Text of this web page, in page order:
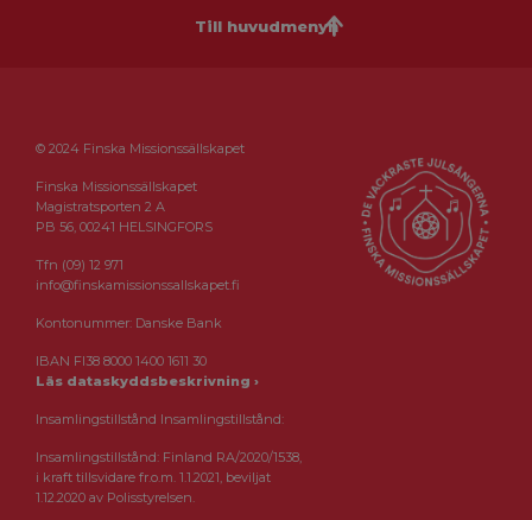
Till huvudmenyn
© 2024 Finska Missionssällskapet
Finska Missionssällskapet
Magistratsporten 2 A
PB 56, 00241 HELSINGFORS
Tfn (09) 12 971
info@finskamissionssallskapet.fi
Kontonummer: Danske Bank
IBAN FI38 8000 1400 1611 30
Läs dataskyddsbeskrivning ›
Insamlingstillstånd Insamlingstillstånd:
Insamlingstillstånd: Finland RA/2020/1538,
i kraft tillsvidare fr.o.m. 1.1.2021, beviljat
1.12.2020 av Polisstyrelsen.